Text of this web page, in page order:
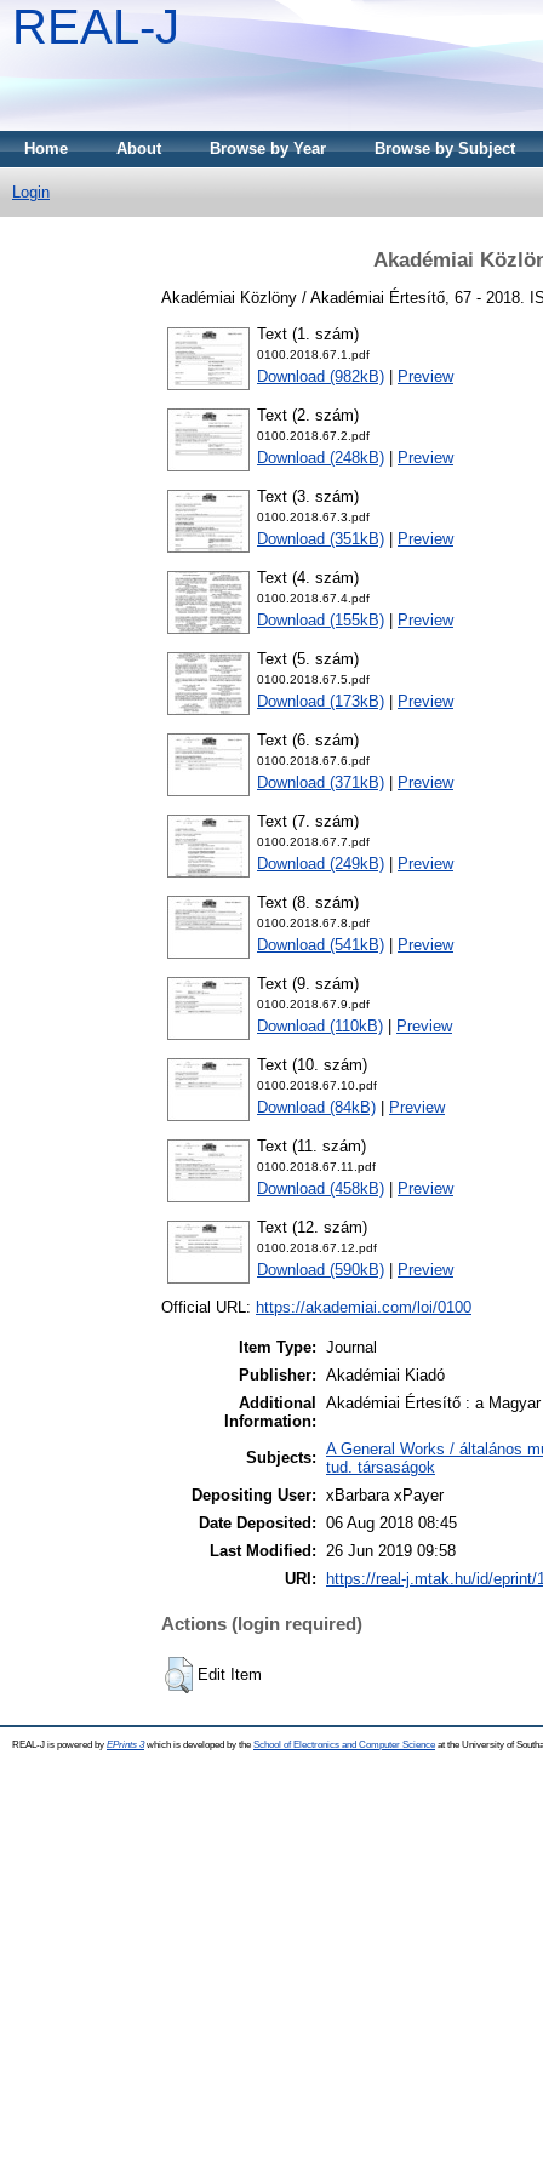
REAL-J
Home About Browse by Year Browse by Subject
Login
Akadémiai
Akadémiai Közlöny / Akadémiai Értesítő, 67 - 2018.
Text (1. szám)
0100.2018.67.1.pdf
Download (982kB) Preview
Text (2. szám)
0100.2018.67.2.pdf
Download (248kB) Preview
Text (3. szám)
0100.2018.67.3.pdf
Download (351kB) Preview
Text (4. szám)
0100.2018.67.4.pdf
Download (155kB) Preview
Text (5. szám)
0100.2018.67.5.pdf
Download (173kB) Preview
Text (6. szám)
0100.2018.67.6.pdf
Download (371kB) Preview
Text (7. szám)
0100.2018.67.7.pdf
Download (249kB) Preview
Text (8. szám)
0100.2018.67.8.pdf
Download (541kB) Preview
Text (9. szám)
0100.2018.67.9.pdf
Download (110kB) Preview
Text (10. szám)
0100.2018.67.10.pdf
Download (84kB) Preview
Text (11. szám)
0100.2018.67.11.pdf
Download (458kB) Preview
Text (12. szám)
0100.2018.67.12.pdf
Download (590kB) Preview
Official URL: https://akademiai.com/loi/0100
Item Type: Journal
Publisher: Akadémiai Kiadó
Additional
Information:
Akadémiai Értesítő : a
Subjects: A General Works / általános
tud. társaságok
Depositing User: xBarbara xPayer
Date Deposited: 06 Aug 2018 08:45
Last Modified: 26 Jun 2019 09:58
URI:
https://real-j.mtak.hu/id/eprint/
Actions (login required)
Edit Item
REAL-J is powered by EPrints 3which is developed by the School of Electronics and Computer Science at the University of